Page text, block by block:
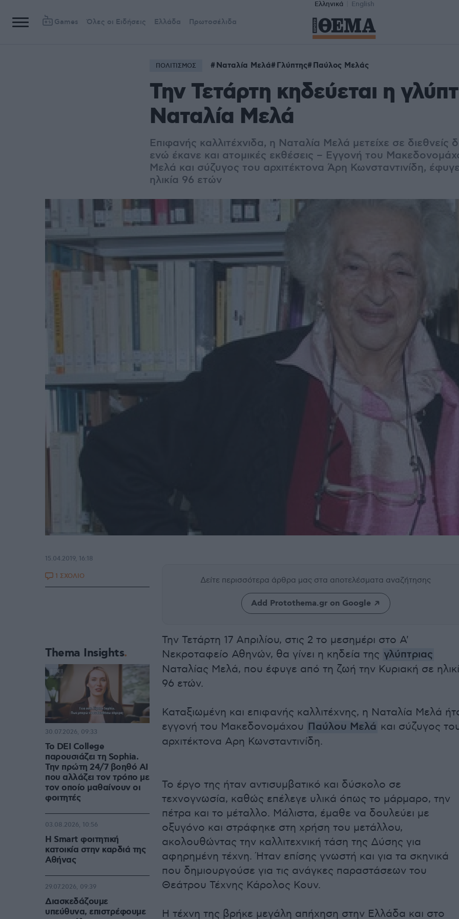
Ελληνικά English
Games Όλες οι Ειδήσεις Ελλάδα Πρωτοσέλιδα
ΠΟΛΙΤΙΣΜΟΣ Ναταλία Μελά Γλύπτης Παύλος Μελάς
Την Τετάρτη κηδεύεται η
Ναταλία Μελά
Επιφανής καλλιτέχνιδα, η Ναταλία Μελά μετείχε σε διεθνείς
ενώ έκανε και ατομικές εκθέσεις – Εγγονή του
Μελά και σύζυγος του αρχιτέκτονα Άρη Κωνσταντινίδη,
ηλικία 96 ετών
Δείτε περισσότερα άρθρα μας στα αποτελέσματα αναζήτησης
Add Protothema.gr on Google
Την Τετάρτη 17 Απριλίου, στις 2 το μεσημέρι στο Α'
Νεκροταφείο Αθηνών, θα γίνει η κηδεία της γλύπτριας
Ναταλίας Μελά, που έφυγε από τη ζωή την Κυριακή σε
96 ετών.
Καταξιωμένη και επιφανής καλλιτέχνης, η Ναταλία Μελά
εγγονή του Μακεδονομάχου Παύλου Μελά και σύζυγος
αρχιτέκτονα Αρη Κωνσταντινίδη.
Το έργο της ήταν αντισυμβατικό και δύσκολο σε
τεχνογνωσία, καθώς επέλεγε υλικά όπως το μάρμαρο, την
πέτρα και το μέταλλο. Μάλιστα, έμαθε να δουλεύει με
οξυγόνο και στράφηκε στη χρήση του μετάλλου,
ακολουθώντας την καλλιτεχνική τάση της Δύσης για
αφηρημένη τέχνη. Ήταν επίσης γνωστή και για τα σκηνικά
που δημιουργούσε για τις ανάγκες παραστάσεων του
Θεάτρου Τέχνης Κάρολος Κουν.
Η τέχνη της βρήκε μεγάλη απήχηση στην Ελλάδα και στο
15.04.2019, 16:18
1 ΣΧΟΛΙΟ
Thema Insights
Το DEI College
παρουσιάζει τη Sophia.
Την πρώτη 24/7 βοηθό AI
που αλλάζει τον τρόπο με
τον οποίο μαθαίνουν οι
φοιτητές
30.07.2026, 09:33
Η Smart φοιτητική
κατοικία στην καρδιά της
Αθήνας
03.08.2026, 10:56
Διασκεδάζουμε
υπεύθυνα, επιστρέφουμε
29.07.2026, 09:39